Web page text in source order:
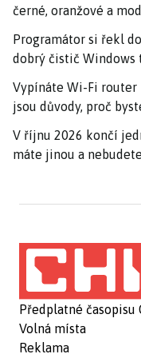
černé, oranžové a
Programátor si řekl
dobrý čistič Windows
Vypínáte Wi-Fi router
jsou důvody, proč
V říjnu 2026 končí
máte jinou a
Předplatné časopisu
Volná místa
Reklama